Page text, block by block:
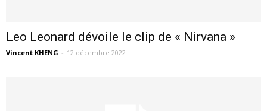
Leo Leonard dévoile le clip de « Nirvana »
Vincent KHENG - 12 décembre 2022